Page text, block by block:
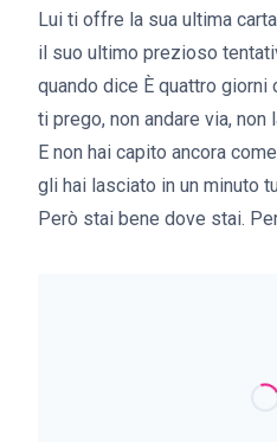
Lui ti offre la sua ultima
il suo ultimo prezioso
quando dice È quattro giorni
ti prego, non andare via, non
E non hai capito ancora
gli hai lasciato in un minuto
Però stai bene dove stai.